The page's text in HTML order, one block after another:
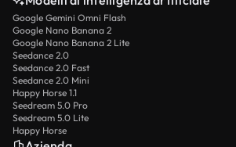
Google Gemini Omni Flash
Google Nano Banana 2
Google Nano Banana 2 Lite
Seedance 2.0
Seedance 2.0 Fast
Seedance 2.0 Mini
Happy Horse 1.1
Seedream 5.0 Pro
Seedream 5.0 Lite
Happy Horse